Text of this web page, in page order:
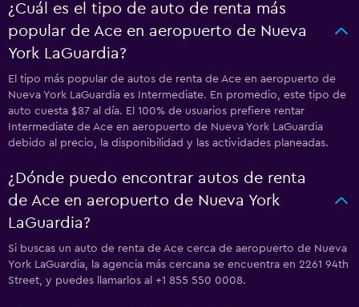
¿Cuál es el tipo de auto de renta más
popular de Ace en aeropuerto de Nueva
York LaGuardia?
El tipo más popular de autos de renta de Ace en aeropuerto de
Nueva York LaGuardia es Intermediate. En promedio, este tipo de
auto cuesta $87 al día. El 100% de usuarios prefiere rentar
Intermediate de Ace en aeropuerto de Nueva York LaGuardia
debido al precio, la disponibilidad y las actividades planeadas.
¿Dónde puedo encontrar autos de renta
de Ace en aeropuerto de Nueva York
LaGuardia?
Si buscas un auto de renta de Ace cerca de aeropuerto de Nueva
York LaGuardia, la agencia más cercana se encuentra en 2261 94th
Street, y puedes llamarlos al +1 855 550 0008.